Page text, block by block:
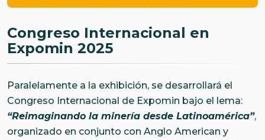
Congreso Internacional en
Expomin 2025
Paralelamente a la exhibición, se desarrollará el
Congreso Internacional de Expomin bajo el lema:
“Reimaginando la minería desde Latinoamérica”,
organizado en conjunto con Anglo American y